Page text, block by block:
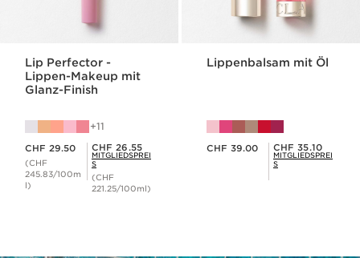
Lip Perfector -
Lippen-Makeup mit
Glanz-Finish
11
CHF 29.50
(CHF
245.83/100m
l)
Mitgliederpreis CHF 26.55
CHF 26.55
MITGLIEDSPREI
S
(CHF
221.25/100ml)
Lippenbalsam mit Öl
CHF 39.00 Mitgliederpreis CHF 35.10
CHF 35.10
MITGLIEDSPREI
S